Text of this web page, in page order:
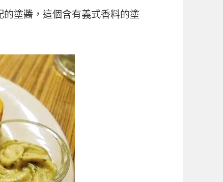
塗醬，這個含有義式香料的塗